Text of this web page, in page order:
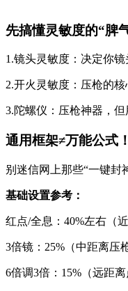
先搞懂灵敏度的“脾
1.镜头灵敏度：决定你
2.开火灵敏度：压枪的
3.陀螺仪：压枪神器，
通用框架≠万能公式
别迷信网上那些“一键封
基础设置参考：
红点/全息：40%左右（
3倍镜：25%（中距离压
6倍调3倍：15%（远距离